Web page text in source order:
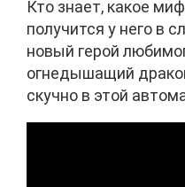
Кто знает, какое
получится у него в
новый герой
огнедышащий
скучно в этой